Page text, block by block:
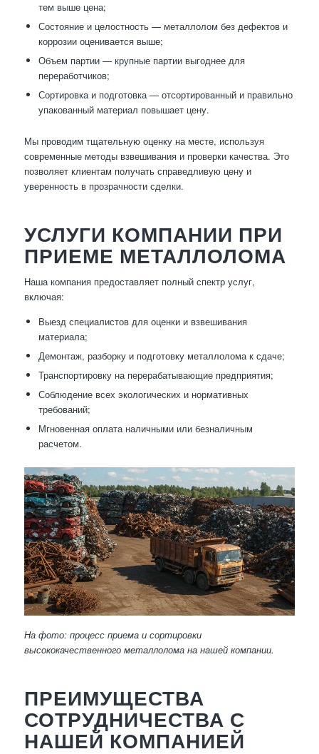
тем выше цена;
Состояние и целостность — металлолом без дефектов и
коррозии оценивается выше;
Объем партии — крупные партии выгоднее для
переработчиков;
Сортировка и подготовка — отсортированный и правильно
упакованный материал повышает цену.
Мы проводим тщательную оценку на месте, используя
современные методы взвешивания и проверки качества. Это
позволяет клиентам получать справедливую цену и
уверенность в прозрачности сделки.
УСЛУГИ КОМПАНИИ ПРИ
ПРИЕМЕ МЕТАЛЛОЛОМА
Наша компания предоставляет полный спектр услуг,
включая:
Выезд специалистов для оценки и взвешивания
материала;
Демонтаж, разборку и подготовку металлолома к сдаче;
Транспортировку на перерабатывающие предприятия;
Соблюдение всех экологических и нормативных
требований;
Мгновенная оплата наличными или безналичным
расчетом.
На фото: процесс приема и сортировки
высококачественного металлолома на нашей компании.
ПРЕИМУЩЕСТВА
СОТРУДНИЧЕСТВА С
НАШЕЙ КОМПАНИЕЙ